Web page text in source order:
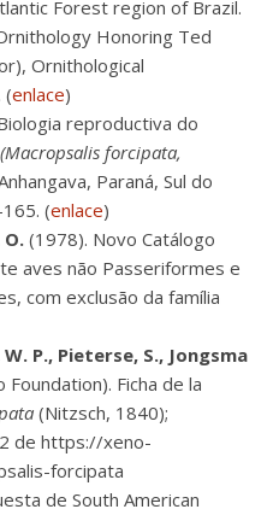
Forest region of Brazil.
Honoring Ted
Ornithological
(enlace)
reproductiva do
(Macropsalis forcipata,
Paraná, Sul do
(enlace)
(1978). Novo Catálogo
aves não Passeriformes e
com exclusão da família
P., Pieterse, S., Jongsma
Foundation). Ficha de la
(Nitzsch, 1840);
de https://xeno-
forcipata
de South American